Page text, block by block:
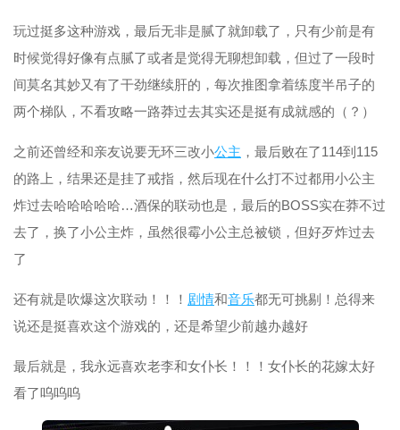
玩过挺多这种游戏，最后无非是腻了就卸载了，只有少前是有
时候觉得好像有点腻了或者是觉得无聊想卸载，但过了一段时
间莫名其妙又有了干劲继续肝的，每次推图拿着练度半吊子的
两个梯队，不看攻略一路莽过去其实还是挺有成就感的（？）
之前还曾经和亲友说要无环三改小公主 ，最后败在了114到115
的路上，结果还是挂了戒指，然后现在什么打不过都用小公主
炸过去哈哈哈哈哈…酒保的联动也是，最后的BOSS实在莽不过
去了，换了小公主炸，虽然很霉小公主总被锁，但好歹炸过去
了
还有就是吹爆这次联动！！！ 剧情和音乐都无可挑剔！总得来
说还是挺喜欢这个游戏的，还是希望少前越办越好
最后就是，我永远喜欢老李和女仆长！！！女仆长的花嫁太好
看了呜呜呜